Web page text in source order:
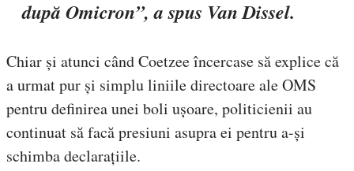
după Omicron”, a spus Van Dissel.
Chiar și atunci când Coetzee încercase să explice că
a urmat pur și simplu liniile directoare ale OMS
pentru definirea unei boli ușoare, politicienii au
continuat să facă presiuni asupra ei pentru a-și
schimba declarațiile.